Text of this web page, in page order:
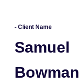
- Client Name
Samuel
Bowman